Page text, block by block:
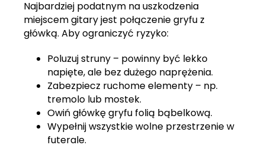
Najbardziej podatnym na uszkodzenia
miejscem gitary jest połączenie gryfu z
główką. Aby ograniczyć ryzyko:
Poluzuj struny – powinny być lekko
napięte, ale bez dużego naprężenia.
Zabezpiecz ruchome elementy – np.
tremolo lub mostek.
Owiń główkę gryfu folią bąbelkową.
Wypełnij wszystkie wolne przestrzenie w
futerale.